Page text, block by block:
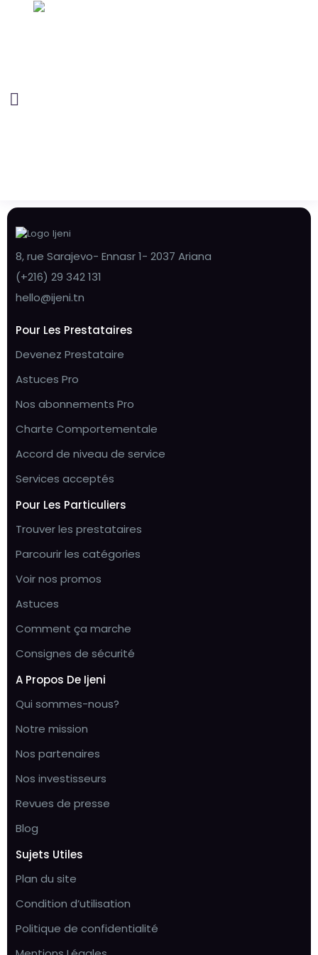
8, rue Sarajevo- Ennasr 1- 2037 Ariana
(+216) 29 342 131
hello@ijeni.tn
Pour Les Prestataires
Devenez Prestataire
Astuces Pro
Nos abonnements Pro
Charte Comportementale
Accord de niveau de service
Services acceptés
Pour Les Particuliers
Trouver les prestataires
Parcourir les catégories
Voir nos promos
Astuces
Comment ça marche
Consignes de sécurité
A Propos De Ijeni
Qui sommes-nous?
Notre mission
Nos partenaires
Nos investisseurs
Revues de presse
Blog
Sujets Utiles
Plan du site
Condition d’utilisation
Politique de confidentialité